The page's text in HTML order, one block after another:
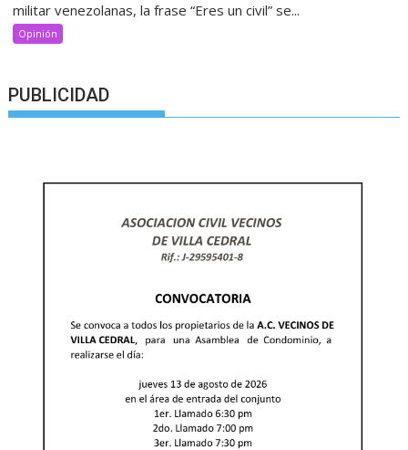
militar venezolanas, la frase “Eres un civil” se...
Opinión
PUBLICIDAD